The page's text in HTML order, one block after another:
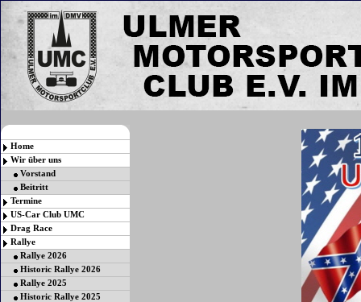
Home
Wir über uns
Vorstand
Beitritt
Termine
US-Car Club UMC
Drag Race
Rallye
Rallye 2026
Historic Rallye 2026
Rallye 2025
Historic Rallye 2025